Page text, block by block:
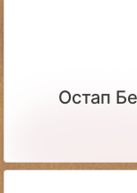
Остап